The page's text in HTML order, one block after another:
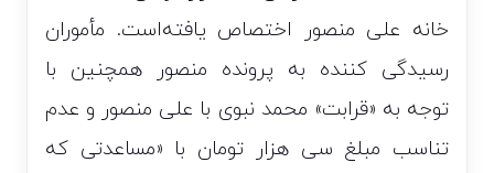
خانه علی منصور اختصاص یافته‌است. مأموران
رسیدگی کننده به پرونده منصور همچنین با
توجه به «قرابت» محمد نبوی با علی منصور و عدم
تناسب مبلغ سی هزار تومان با «مساعدتی که